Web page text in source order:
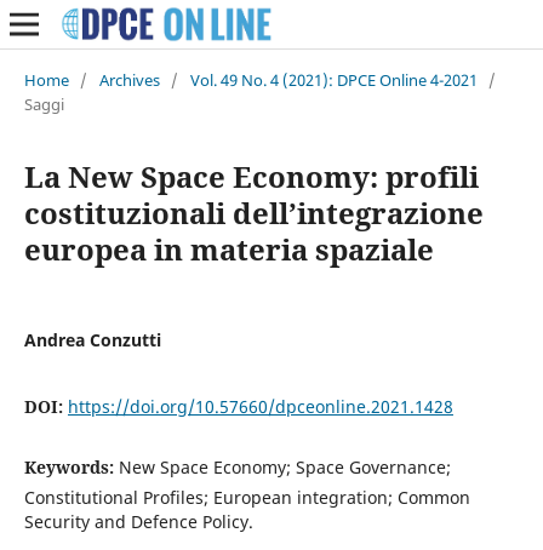
Home / Archives / Vol. 49 No. 4 (2021): DPCE Online 4-2021
/
Saggi
La New Space Economy: profili
costituzionali dell’integrazione
europea in materia spaziale
Andrea Conzutti
DOI: https://doi.org/10.57660/dpceonline.2021.1428
Keywords: New Space Economy; Space Governance;
Constitutional Profiles; European integration; Common
Security and Defence Policy.